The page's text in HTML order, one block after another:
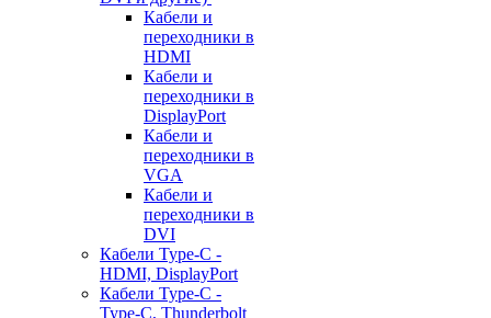
Кабели и
переходники в
HDMI
Кабели и
переходники в
DisplayPort
Кабели и
переходники в
VGA
Кабели и
переходники в
DVI
Кабели Type-C -
HDMI, DisplayPort
Кабели Type-C -
Type-C, Thunderbolt